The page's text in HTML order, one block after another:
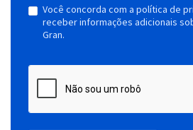
Você concorda com a política de
receber informações adicionais
Gran.